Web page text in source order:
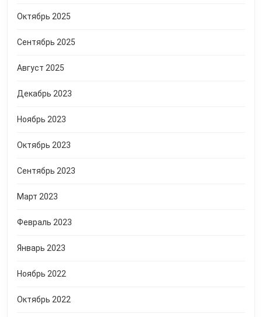
Октябрь 2025
Сентябрь 2025
Август 2025
Декабрь 2023
Ноябрь 2023
Октябрь 2023
Сентябрь 2023
Март 2023
Февраль 2023
Январь 2023
Ноябрь 2022
Октябрь 2022